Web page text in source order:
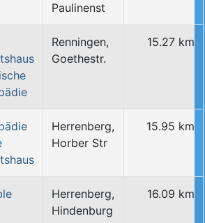
Paulinenst
Renningen,
Goethestr.
15.27 km
Herrenberg,
Horber Str
15.95 km
Herrenberg,
Hindenburg
16.09 km